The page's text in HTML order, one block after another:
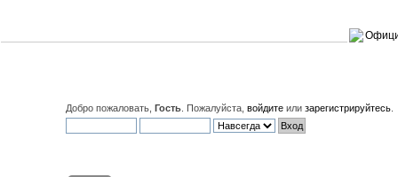
Добро пожаловать, Гость . Пожалуйста, войдите или зарегистрируйтесь